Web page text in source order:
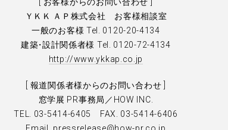
ＹＫＫ ＡＰ株式会社 お客様相談室
一般のお客様 Tel. 0120-20-4134
建築・設計関係者様 Tel. 0120-72-4134
http://www.ykkap.co.jp
[ 報道関係者様からのお問い合わせ ]
窓学展 PR事務局／HOW INC.
TEL. 03-5414-6405 FAX. 03-5414-6406